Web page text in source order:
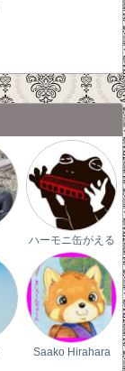
ハーモニ缶がえる
Saako Hirahara